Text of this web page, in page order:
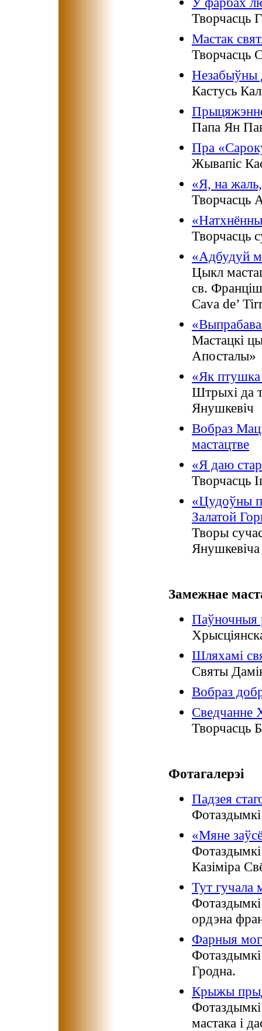
Творчасць
Мастак
Творчасць
Незабыўны
Кастусь
Папа Ян
Пра
Жывапіс
«Я, на
Творчасць
Творчасць
«Адбудуй
Цыкл
св.
Cava de’
Мастацкі
Апосталы»
«Як птушка
Штрыхі да
Янушкевіч
Вобраз
мастацтве
«Я даю
Творчасць
«Цудоўны
Залатой
Творы
Янушкевіча
Замежнае
Паўночныя
Шляхамі
Святы
Вобраз
Сведчанне
Творчасць
Фотагалерэі
Падзея
«Мяне
Казіміра
Тут гучала
ордэна
Фарныя
Гродна.
Крыжы
мастака і